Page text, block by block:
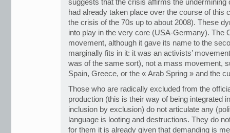
suggests that the crisis affirms the undermining
had already taken place over the course of this
the crisis of the 70s up to about 2008). These
into play in the very core (USA-Germany). The
movement, although it gave its name to the
marginally fits in it: it was an activists’
was of the same sort), not a mass movement,
Spain, Greece, or the « Arab Spring » and the
Those who are radically excluded from the
production (this is their way of being integrated
inclusion by exclusion) do not articulate any
language is looting and destructions. They do
for them it is already given that demanding is